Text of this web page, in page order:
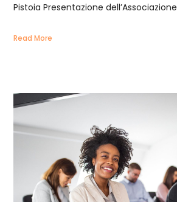
Pistoia Presentazione dell’Associazione
Read More